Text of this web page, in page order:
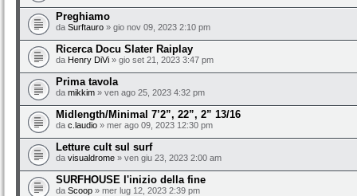
Preghiamo
da Surftauro » gio nov 09, 2023 2:10 pm
Ricerca Docu Slater Raiplay
da Henry DiVi » gio set 21, 2023 3:47 pm
Prima tavola
da mikkim » ven ago 25, 2023 4:32 pm
Midlength/Minimal 7’2”, 22”, 2” 13/16
da c.laudio » mer ago 09, 2023 12:30 pm
Letture cult sul surf
da visualdrome » ven giu 23, 2023 2:00 am
SURFHOUSE l'inizio della fine
da Scoop » mer lug 12, 2023 2:39 pm